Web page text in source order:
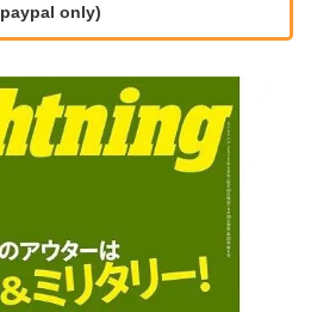
paypal only)